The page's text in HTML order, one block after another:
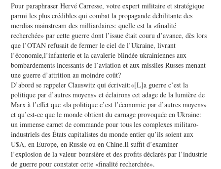
Pour paraphraser Hervé Carresse, votre expert militaire et stratégique
parmi les plus crédibles qui combat la propagande débilitante des
merdias mainstream des milliardaires: quelle est la «finalité
recherchée» par cette guerre dont l’issue était couru d’avance, dès lors
que l’OTAN refusait de fermer le ciel de l’Ukraine, livrant
l’économie,l’infanterie et la cavalerie blindée ukrainiennes aux
bombardements incessants de l’aviation et aux missiles Russes menant
une guerre d’attrition au moindre coût?
D’abord se rappeler Clauswitz qui écrivait:«[L]a guerre c’est la
politique par d’autres moyens» et éclairons cet adage de la lumière de
Marx à l’effet que «la politique c’est l’économie par d’autres moyens»
et qu’est-ce que le monde obtient du carnage provoquée en Ukraine:
un immense carnet de commande pour tous les complexes militaro-
industriels des États capitalistes du monde entier qu’ils soient aux
U$A, en Europe, en Russie ou en Chine.Il suffit d’examiner
l’explosion de la valeur boursière et des profits déclarés par l’industrie
de guerre pour constater cette «finalité recherchée».